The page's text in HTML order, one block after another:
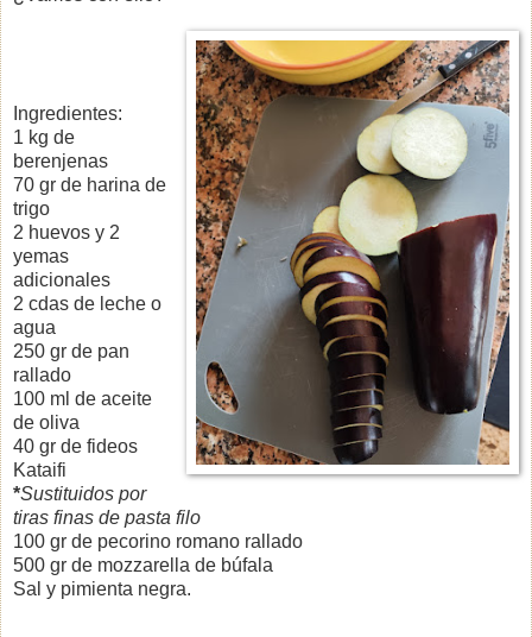
Ingredientes:
1 kg de
berenjenas
70 gr de harina de
trigo
2 huevos y 2
yemas
adicionales
2 cdas de leche o
agua
250 gr de pan
rallado
100 ml de aceite
de oliva
40 gr de fideos
Kataifi
*Sustituidos por
tiras finas de pasta filo
100 gr de pecorino romano rallado
500 gr de mozzarella de búfala
Sal y pimienta negra.